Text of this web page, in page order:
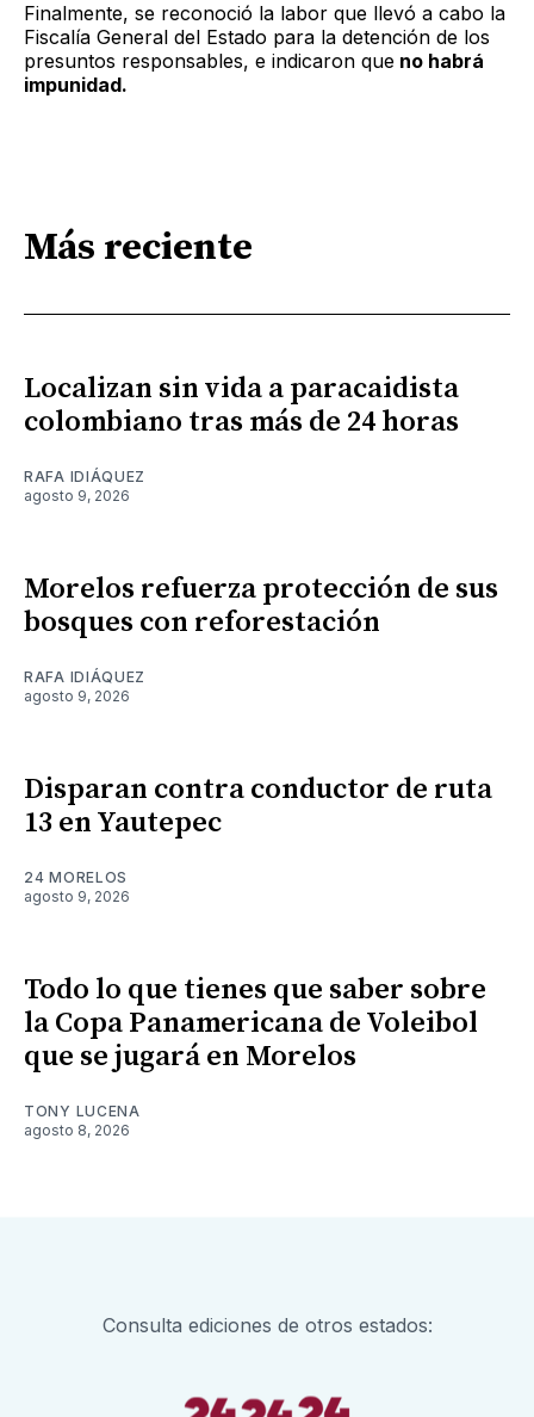
Finalmente, se reconoció la labor que llevó a cabo la
Fiscalía General del Estado para la detención de los
presuntos responsables, e indicaron que no habrá
impunidad.
Más reciente
Localizan sin vida a paracaidista
colombiano tras más de 24 horas
RAFA IDIÁQUEZ
agosto 9, 2026
Morelos refuerza protección de sus
bosques con reforestación
RAFA IDIÁQUEZ
agosto 9, 2026
Disparan contra conductor de ruta
13 en Yautepec
24 MORELOS
agosto 9, 2026
Todo lo que tienes que saber sobre
la Copa Panamericana de Voleibol
que se jugará en Morelos
TONY LUCENA
agosto 8, 2026
Consulta ediciones de otros estados: